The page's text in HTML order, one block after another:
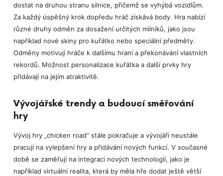
dostat na druhou stranu silnice, přičemž se vyhýbá vozidlům.
Za každý úspěšný krok dopředu hráč získává body. Hra nabízí
různé druhy odměn za dosažení určitých milníků, jako jsou
například nové skiny pro kuřátko nebo speciální předměty.
Odměny motivují hráče k dalšímu hraní a překonávání vlastních
rekordů. Možnost personalizace kuřátka a další prvky hry
přidávají na jejím atraktivitě.
Vývojářské trendy a budoucí směřování
hry
Vývoj hry „chicken road“ stále pokračuje a vývojáři neustále
pracují na vylepšení hry a přidávání nových funkcí. V současné
době se zaměřují na integraci nových technologií, jako je
například virtuální realita, která by měla hře dodat ještě větší